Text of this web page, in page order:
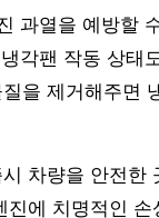
과열을 예방할
각팬 작동 상태
을 제거해주면
차량을 안전한
에 치명적인